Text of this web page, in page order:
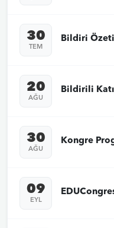
30
TEM
Bildiri
20
AĞU
Bildirili
30
AĞU
Kongre
09
EYL